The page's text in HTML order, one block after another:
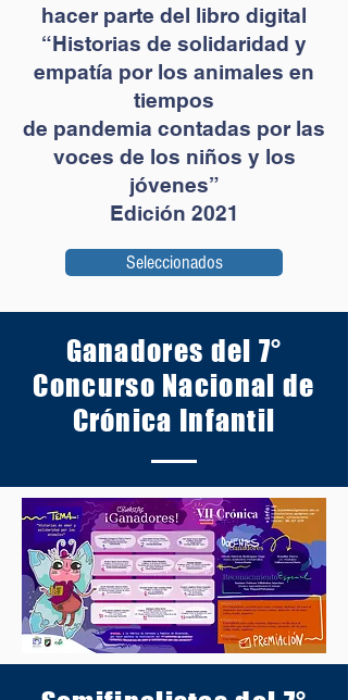
hacer parte del libro digital
“Historias de solidaridad y
empatía por los animales en
tiempos
de pandemia contadas por las
voces de los niños y los
jóvenes”
Edición 2021
Seleccionados
Ganadores del 7°
Concurso Nacional de
Crónica Infantil